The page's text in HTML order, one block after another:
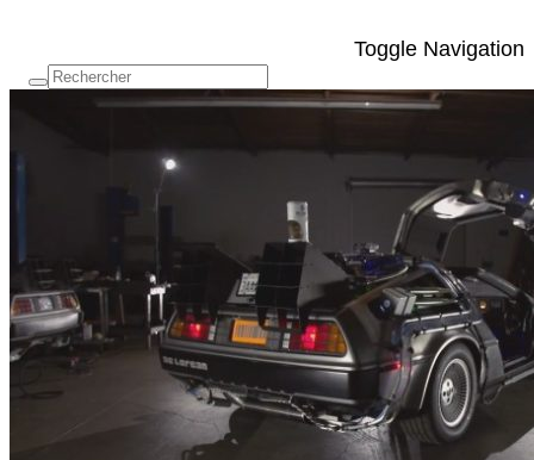
Toggle Navigation